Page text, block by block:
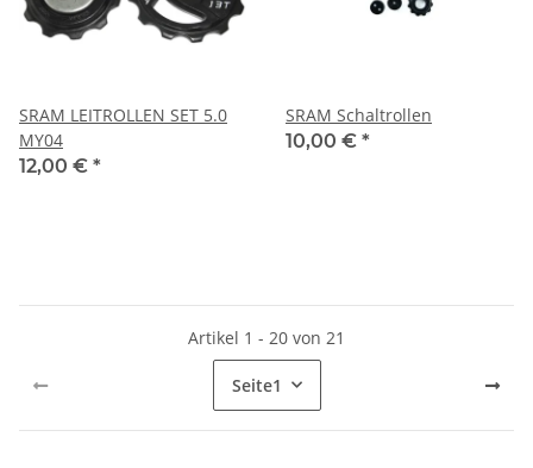
SRAM LEITROLLEN SET 5.0
MY04
12,00 € *
SRAM Schaltrollen
10,00 € *
Artikel 1 - 20 von 21
Seite1